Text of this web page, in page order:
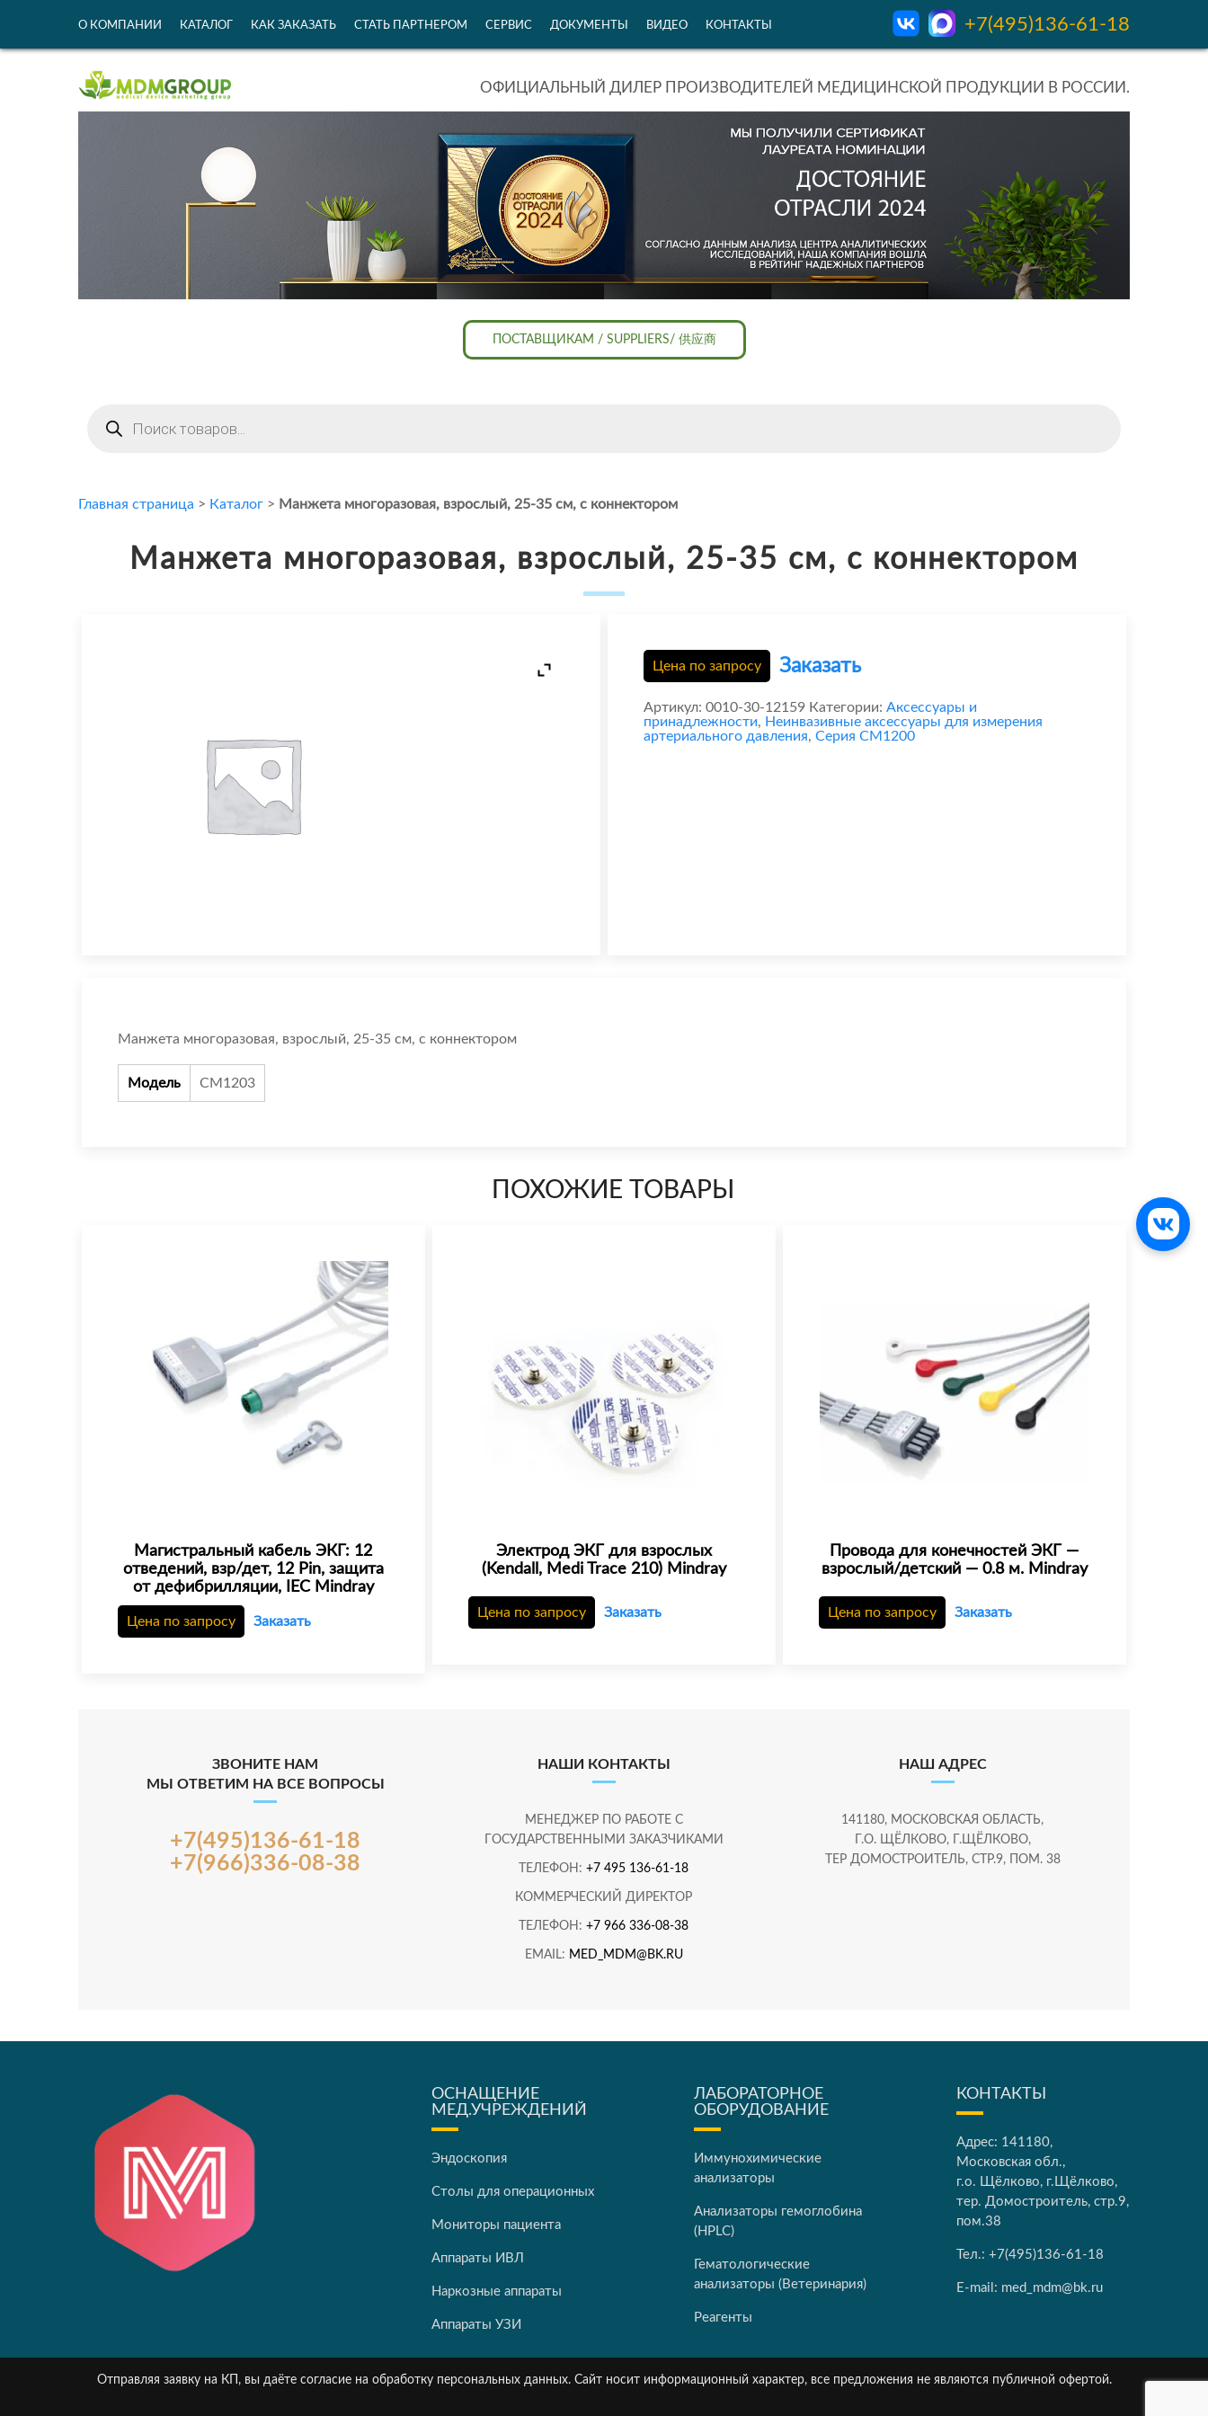
О КОМПАНИИ КАТАЛОГ КАК ЗАКАЗАТЬ СТАТЬ ПАРТНЕРОМ СЕРВИС ДОКУМЕНТЫ ВИДЕО КОНТАКТЫ +7(495)136-61-18
ОФИЦИАЛЬНЫЙ ДИЛЕР ПРОИЗВОДИТЕЛЕЙ МЕДИЦИНСКОЙ ПРОДУКЦИИ В РОССИИ.
ПОСТАВЩИКАМ / SUPPLIERS/ 供应商
товаров
Главная страница > Каталог > Манжета многоразовая, взрослый, 25-35 см, с коннектором
Манжета многоразовая, взрослый, 25-35 см, с коннектором
Цена по запросу Заказать
Артикул: 0010-30-12159 Категории: Аксессуары и
принадлежности, Неинвазивные аксессуары для измерения
артериального давления, Серия CM1200
Манжета многоразовая, взрослый, 25-35 см, с коннектором
Модель CM1203
ПОХОЖИЕ ТОВАРЫ
Магистральный кабель ЭКГ: 12
отведений, взр/дет, 12 Pin, защита
от дефибрилляции, IEC Mindray
Цена по запросу Заказать
Электрод ЭКГ для взрослых
(Kendall, Medi Trace 210) Mindray
Цена по запросу Заказать
Провода для конечностей ЭКГ —
взрослый/детский — 0.8 м. Mindray
Цена по запросу Заказать
ЗВОНИТЕ НАМ
МЫ ОТВЕТИМ НА ВСЕ ВОПРОСЫ
+7(495)136-61-18
+7(966)336-08-38
НАШИ КОНТАКТЫ
МЕНЕДЖЕР ПО РАБОТЕ С
ГОСУДАРСТВЕННЫМИ ЗАКАЗЧИКАМИ
ТЕЛЕФОН:+7 495 136-61-18
КОММЕРЧЕСКИЙ ДИРЕКТОР
ТЕЛЕФОН:+7 966 336-08-38
EMAIL: MED_MDM@BK.RU
НАШ АДРЕС
141180, МОСКОВСКАЯ ОБЛАСТЬ,
Г.О. ЩЁЛКОВО, Г.ЩЁЛКОВО,
ТЕР ДОМОСТРОИТЕЛЬ, СТР.9, ПОМ. 38
ОСНАЩЕНИЕ
МЕД.УЧРЕЖДЕНИЙ
Эндоскопия
Столы для операционных
Мониторы пациента
Аппараты ИВЛ
Наркозные аппараты
Аппараты УЗИ
ЛАБОРАТОРНОЕ
ОБОРУДОВАНИЕ
Иммунохимические
анализаторы
Анализаторы гемоглобина
(HPLC)
Гематологические
анализаторы (Ветеринария)
Реагенты
КОНТАКТЫ
Адрес: 141180,
Московская обл.,
г.о. Щёлково, г.Щёлково,
тер. Домостроитель, стр.9,
пом.38
Тел.:+7(495)136-61-18
E-mail: med_mdm@bk.ru
Отправляя заявку на КП, вы даёте согласие на обработку персональных данных. Сайт носит информационный характер, все предложения не являются публичной офертой.